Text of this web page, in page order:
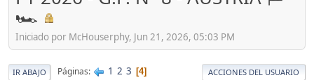
🏎
Iniciado por McHouserphy, Jun 21, 2026, 05:03 PM
IR ABAJO Páginas 1 2 3 4 ACCIONES DEL USUARIO